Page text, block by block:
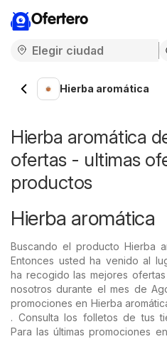
Ofertero
Hierba aromática
Hierba aromática
ofertas - ultimas
productos
Hierba aromática
Buscando el producto Hierba
Entonces usted ha venido al
ha recogido las mejores
nosotros durante el mes de
promociones en Hierba
. Consulta los folletos de tus
Para las últimas promociones